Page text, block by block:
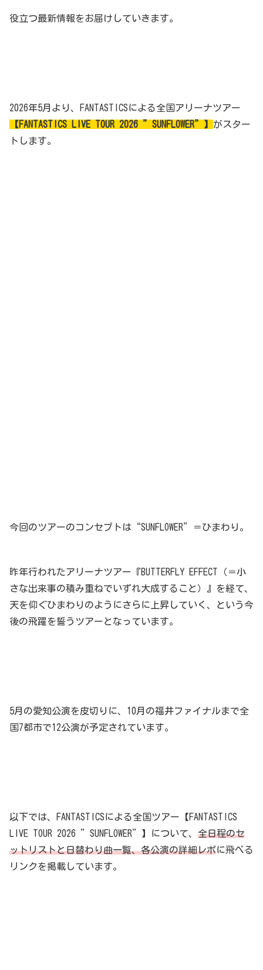
役立つ最新情報をお届けしていきます。
2026年5月より、FANTASTICSによる全国アリーナツアー
【FANTASTICS LIVE TOUR 2026 ”SUNFLOWER”】 がスター
トします。
今回のツアーのコンセプトは“SUNFLOWER”＝ひまわり。
昨年行われたアリーナツアー『BUTTERFLY EFFECT（＝小
さな出来事の積み重ねでいずれ大成すること）』を経て、
天を仰ぐひまわりのようにさらに上昇していく、という今
後の飛躍を誓うツアーとなっています。
5月の愛知公演を皮切りに、10月の福井ファイナルまで全
国7都市で12公演が予定されています。
以下では、FANTASTICSによる全国ツアー【FANTASTICS
LIVE TOUR 2026 ”SUNFLOWER”】について、 全日程のセ
ットリストと日替わり曲一覧、各公演の詳細レポに飛べる
リンクを掲載しています。